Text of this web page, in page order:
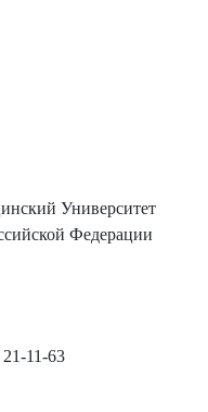
Университет
Федерации
11-63